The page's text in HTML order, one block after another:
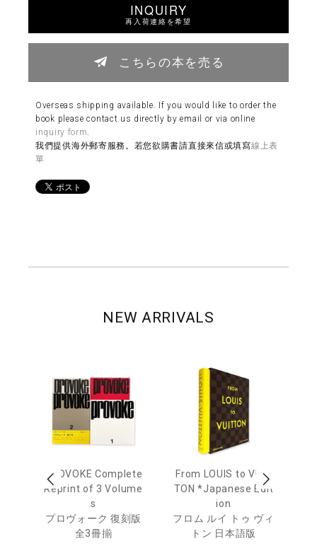
INQUIRY
再入荷連絡を希望
こちらの本を売る
Overseas shipping available. If you would like to order the
book please contact us directly by email or via online
inquiry form.
我們提供海外郵寄服務。若您欲購書請直接來信或填寫線上表
單
NEW ARRIVALS
PROVOKE Complete
Reprint of 3 Volume
s
プロヴォーク 復刻版
全3冊揃
From LOUIS to VUIT
TON *Japanese Edit
ion
フロム ルイ トゥ ヴィ
トン 日本語版